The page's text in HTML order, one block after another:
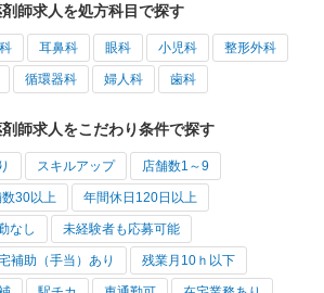
師求人を処方科目で探す
耳鼻科 眼科 小児科 整形外科
循環器科 婦人科 歯科
師求人をこだわり条件で探す
スキルアップ 店舗数1～9
数30以上 年間休日120日以上
なし 未経験者も応募可能
補助（手当）あり 残業月10ｈ以下